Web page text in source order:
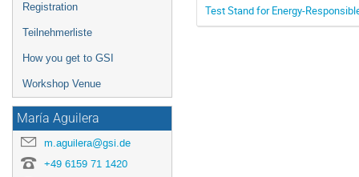
Registration
Teilnehmerliste
How you get to GSI
Workshop Venue
María Aguilera
m.aguilera@gsi.de
+49 6159 71 1420
Test Stand for Energy-